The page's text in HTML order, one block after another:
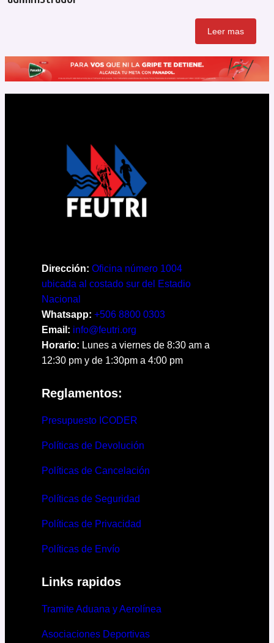
Leer mas
Dirección: Oficina número 1004
ubicada al costado sur del Estadio
Nacional
Whatsapp: +506 8800 0303
Email: info@feutri.org
Horario: Lunes a viernes de 8:30 am a
12:30 pm y de 1:30pm a 4:00 pm
Reglamentos:
Presupuesto ICODER
Políticas de Devolución
Políticas de Cancelación
Políticas de Seguridad
Políticas de Privacidad
Políticas de Envío
Links rapidos
Tramite Aduana y Aerolínea
Asociaciones Deportivas